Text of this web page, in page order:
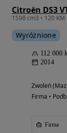
Citroën DS3
Wyróżnione
112 000
2014
Zwoleń
Firma •
Firma